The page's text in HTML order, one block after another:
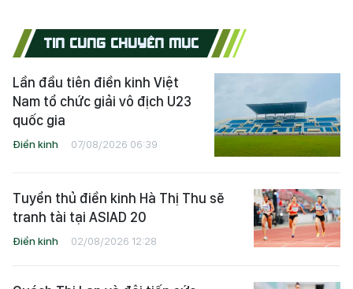
TIN CÙNG CHUYÊN MỤC
Lần đầu tiên điền kinh Việt
Nam tổ chức giải vô địch U23
quốc gia
Điền kinh 07/08/2026 06:39
Tuyển thủ điền kinh Hà Thị Thu sẽ
tranh tài tại ASIAD 20
Điền kinh 02/08/2026 12:28